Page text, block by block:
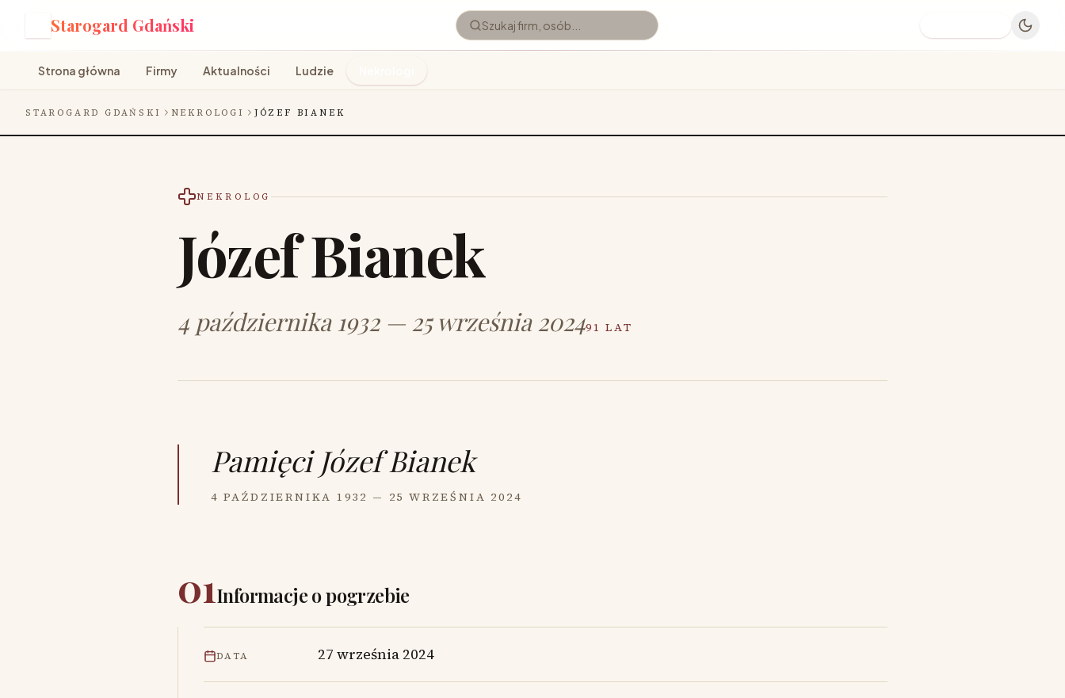
Starogard Gdański
Strona główna Firmy Aktualności Ludzie
STAROGARD GDAŃSKI NEKROLOGI JÓZEF BIANEK
NEKROLOG
Józef Bianek
4 października 1932 — 25 września 202491 LAT
Pamięci Józef Bianek
4 PAŹDZIERNIKA 1932 — 25 WRZEŚNIA 2024
01Informacje o pogrzebie
DATA 27 września 2024